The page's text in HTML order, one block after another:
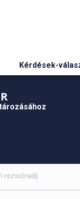
Kérdések-
rezsióradíj